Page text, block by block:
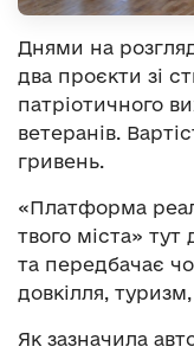
Днями на
два проєкти зі
патріотичного
ветеранів.
гривень.
«Платформа
твого міста» тут
та передбачає
довкілля,
Як зазначила